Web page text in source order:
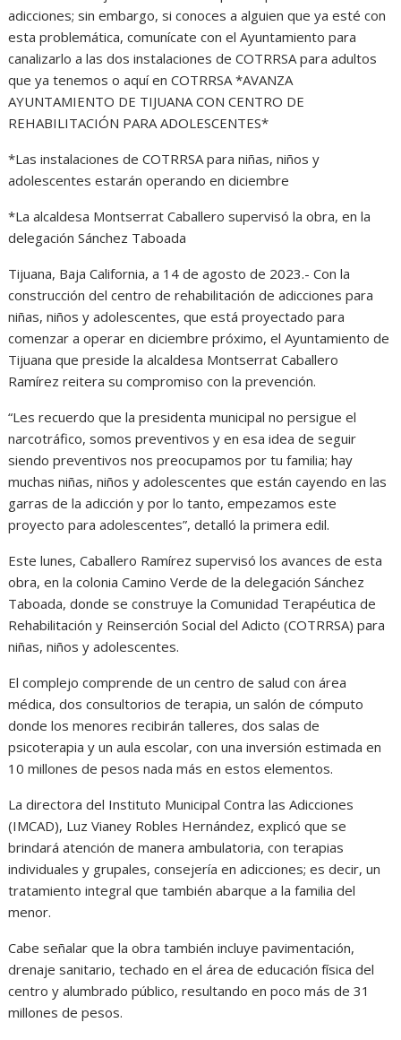
adicciones; sin embargo, si conoces a alguien que ya esté con
esta problemática, comunícate con el Ayuntamiento para
canalizarlo a las dos instalaciones de COTRRSA para adultos
que ya tenemos o aquí en COTRRSA *AVANZA
AYUNTAMIENTO DE TIJUANA CON CENTRO DE
REHABILITACIÓN PARA ADOLESCENTES*
*Las instalaciones de COTRRSA para niñas, niños y
adolescentes estarán operando en diciembre
*La alcaldesa Montserrat Caballero supervisó la obra, en la
delegación Sánchez Taboada
Tijuana, Baja California, a 14 de agosto de 2023.- Con la
construcción del centro de rehabilitación de adicciones para
niñas, niños y adolescentes, que está proyectado para
comenzar a operar en diciembre próximo, el Ayuntamiento de
Tijuana que preside la alcaldesa Montserrat Caballero
Ramírez reitera su compromiso con la prevención.
“Les recuerdo que la presidenta municipal no persigue el
narcotráfico, somos preventivos y en esa idea de seguir
siendo preventivos nos preocupamos por tu familia; hay
muchas niñas, niños y adolescentes que están cayendo en las
garras de la adicción y por lo tanto, empezamos este
proyecto para adolescentes”, detalló la primera edil.
Este lunes, Caballero Ramírez supervisó los avances de esta
obra, en la colonia Camino Verde de la delegación Sánchez
Taboada, donde se construye la Comunidad Terapéutica de
Rehabilitación y Reinserción Social del Adicto (COTRRSA) para
niñas, niños y adolescentes.
El complejo comprende de un centro de salud con área
médica, dos consultorios de terapia, un salón de cómputo
donde los menores recibirán talleres, dos salas de
psicoterapia y un aula escolar, con una inversión estimada en
10 millones de pesos nada más en estos elementos.
La directora del Instituto Municipal Contra las Adicciones
(IMCAD), Luz Vianey Robles Hernández, explicó que se
brindará atención de manera ambulatoria, con terapias
individuales y grupales, consejería en adicciones; es decir, un
tratamiento integral que también abarque a la familia del
menor.
Cabe señalar que la obra también incluye pavimentación,
drenaje sanitario, techado en el área de educación física del
centro y alumbrado público, resultando en poco más de 31
millones de pesos.